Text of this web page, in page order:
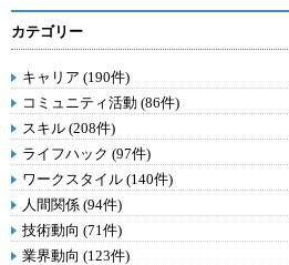
カテゴリー
キャリア (190件)
コミュニティ活動 (86件)
スキル (208件)
ライフハック (97件)
ワークスタイル (140件)
人間関係 (94件)
技術動向 (71件)
業界動向 (123件)